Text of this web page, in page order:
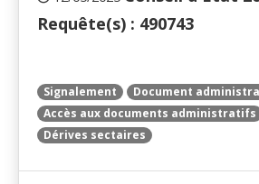
Requête(s) : 490743
Signalement
Document
Accès aux documents administratifs
Dérives sectaires